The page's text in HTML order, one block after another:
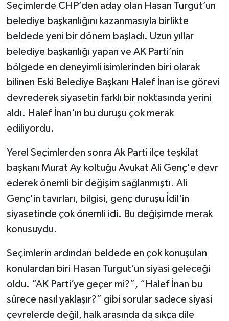
Seçimlerde CHP’den aday olan Hasan Turgut’un
belediye başkanlığını kazanmasıyla birlikte
beldede yeni bir dönem başladı. Uzun yıllar
belediye başkanlığı yapan ve AK Parti’nin
bölgede en deneyimli isimlerinden biri olarak
bilinen Eski Belediye Başkanı Halef İnan ise görevi
devrederek siyasetin farklı bir noktasında yerini
aldı. Halef İnan'ın bu duruşu çok merak
ediliyordu.
Yerel Seçimlerden sonra Ak Parti ilçe teşkilat
başkanı Murat Ay koltuğu Avukat Ali Genç'e devr
ederek önemli bir değişim sağlanmıştı. Ali
Genç'in tavırları, bilgisi, genç duruşu İdil'in
siyasetinde çok önemli idi. Bu değişimde merak
konusuydu.
Seçimlerin ardından beldede en çok konuşulan
konulardan biri Hasan Turgut’un siyasi geleceği
oldu. “AK Parti’ye geçer mi?”, “Halef İnan bu
sürece nasıl yaklaşır?” gibi sorular sadece siyasi
çevrelerde değil, halk arasında da sıkça dile